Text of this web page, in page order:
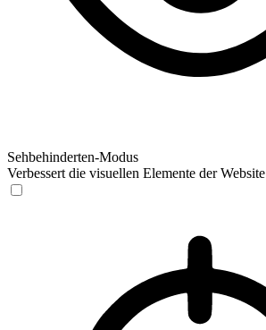
Sehbehinderten-Modus
Verbessert die visuellen Elemente der Website